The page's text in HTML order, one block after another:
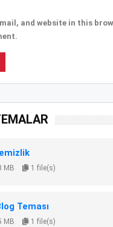
and website in this
MB 1 file(s)
Teması
MB 1 file(s)